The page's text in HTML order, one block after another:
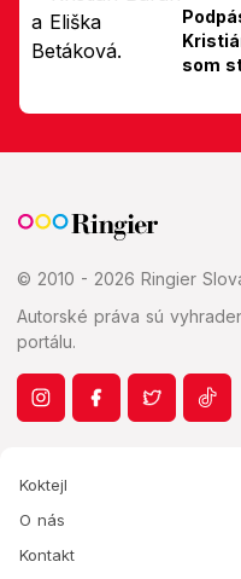
som
© 2010 - 2026 Ringier
Autorské práva sú
portálu.
Koktejl
O nás
Kontakt